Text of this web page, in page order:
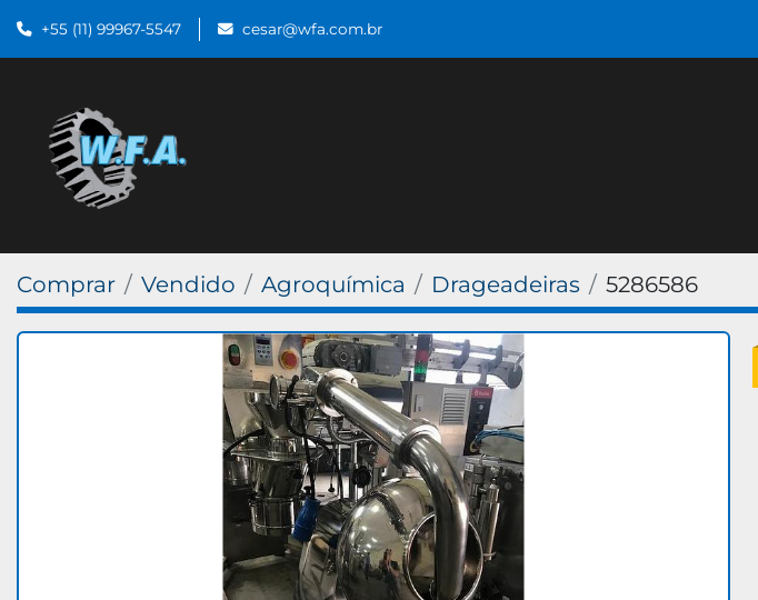
+55 (11) 99967-5547 cesar@wfa.com.br
Comprar Vendido Agroquímica Drageadeiras 5286586